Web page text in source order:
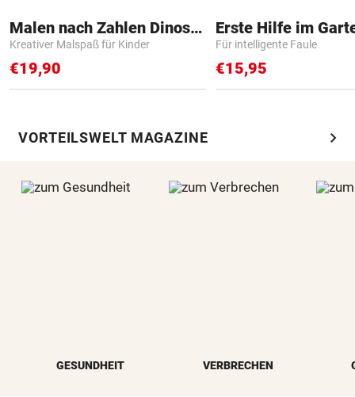
Malen nach Zahlen Dinosaurier
Kreativer Malspaß für Kinder
€19,90
Erste Hilfe im
Für intelligente Faule
€15,95
VORTEILSWELT MAGAZINE chevron_right
GESUNDHEIT VERBRECHEN